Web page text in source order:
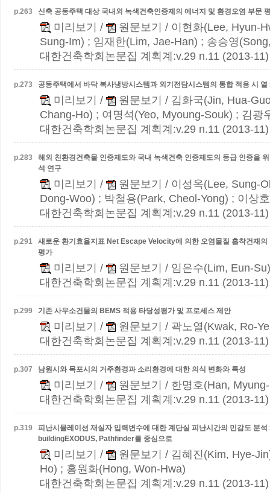
p.263 신축 공동주택 대상 국내외 녹색건축인증제의 에너지 및 환경오염 부문
미리보기 / 원문보기
/ 이현화(Lee, Hyun-
Sung-Im) ; 임재한(Lim, Jae-Han) ; 송승영
대한건축학회논문집 계획계:v.29 n.11 (2013-11)
p.273 공동주택에서 바닥 복사냉방시스템과 외기전담시스템의 통합 적용 시
미리보기 / 원문보기
/ 김화국(Jin, Hua-
Chang-Ho) ; 여명석(Yeo, Myoung-Souk) ; 김광
대한건축학회논문집 계획계:v.29 n.11 (2013-11)
p.283
해외 친환경건축물 인증제도와 국내 녹색건축 인증제도의 등급 인증을
석 연구
미리보기 / 원문보기
/ 이성옥(Lee, Sung-
Dong-Woo) ; 박철용(Park, Cheol-Yong) ; 이상
대한건축학회논문집 계획계:v.29 n.11 (2013-11)
p.291
새로운 환기효율지표 Net Escape Velocity에 의한 오염물질 흡착건재의
평가
미리보기 / 원문보기
/ 임은수(Lim, Eun-Su)
대한건축학회논문집 계획계:v.29 n.11 (2013-11)
p.299 기존 사무소건물의 BEMS 적용 타당성평가 및 프로세스 제안
미리보기 / 원문보기
/ 곽노열(Kwak, Ro-
대한건축학회논문집 계획계:v.29 n.11 (2013-11)
p.307 남원시와 목포시의 거주환경과 소리환경에 대한 의식 변화와 특성
미리보기 / 원문보기
/ 한명호(Han,
대한건축학회논문집 계획계:v.29 n.11 (2013-11)
p.319 피난시뮬레이션 재실자 입력변수에 대한 계단실 피난시간의 민감도 분석
buildingEXODUS, Pathfinder를 중심으로
미리보기 / 원문보기
/ 김혜진(Kim, Hye-
Ho) ; 홍원화(Hong, Won-Hwa)
대한건축학회논문집 계획계:v.29 n.11 (2013-11)